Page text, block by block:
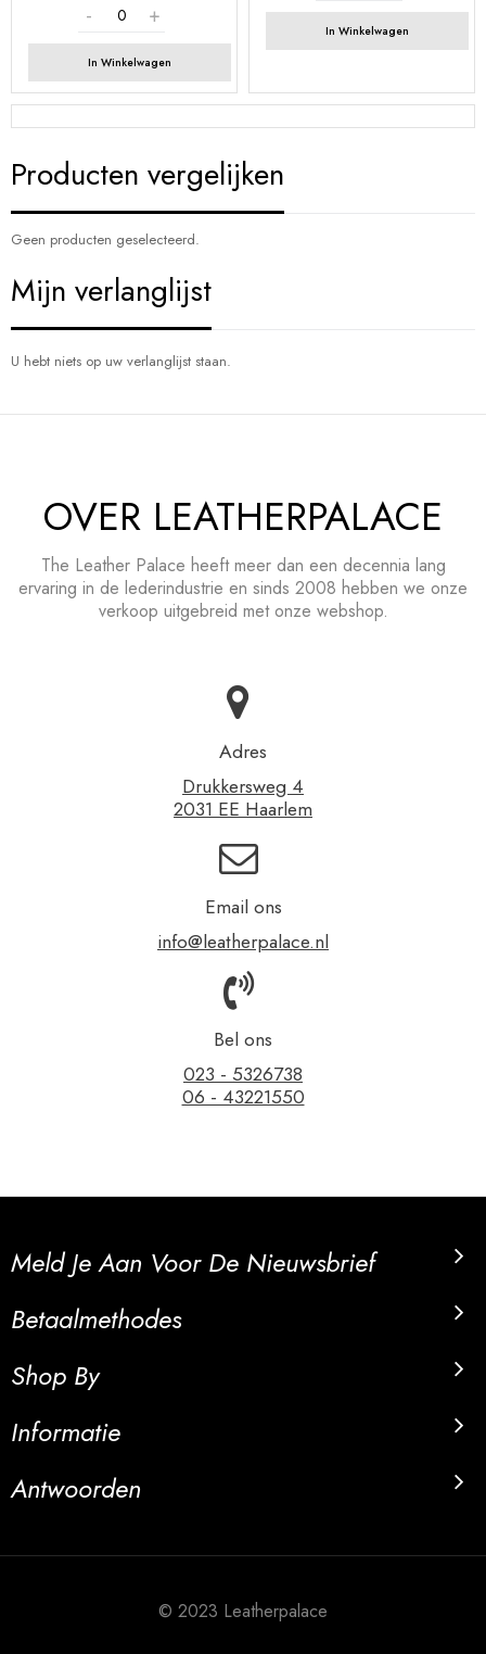
In Winkelwagen
In Winkelwagen
Producten vergelijken
Geen producten geselecteerd.
Mijn verlanglijst
U hebt niets op uw verlanglijst staan.
OVER LEATHERPALACE
The Leather Palace heeft meer dan een decennia lang
ervaring in de lederindustrie en sinds 2008 hebben we onze
verkoop uitgebreid met onze webshop.
Adres
Drukkersweg 4
2031 EE Haarlem
Email ons
info@leatherpalace.nl
Bel ons
023 - 5326738
06 - 43221550
Meld Je Aan Voor De Nieuwsbrief
Betaalmethodes
Shop By
Informatie
Antwoorden
© 2023 Leatherpalace